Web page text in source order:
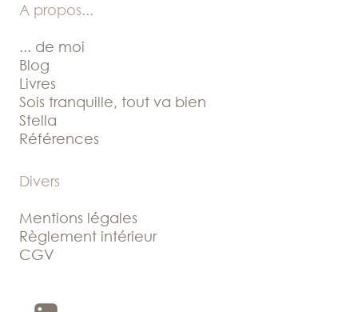
A propos...
... de moi
Blog
Livres
Sois tranquille, tout va bien
Stella
Références
Divers
Mentions légales
Règlement intérieur
CGV